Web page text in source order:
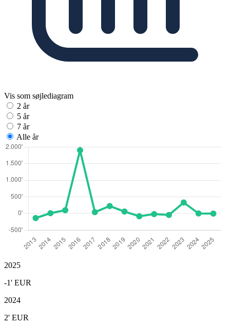
Vis som søjlediagram
2 år
5 år
7 år
Alle år
2025
-1' EUR
2024
2' EUR